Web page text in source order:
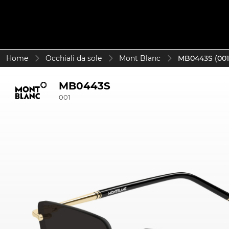
Home Occhiali da sole Mont Blanc MB0443S
MB0443S
001